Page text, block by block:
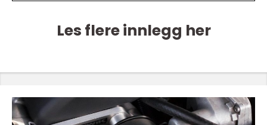
Les flere innlegg her